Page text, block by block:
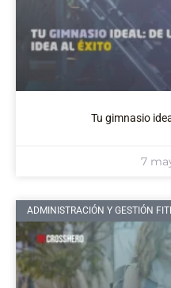
Tu gimnasio
7
ADMINISTRACIÓN Y GESTIÓN